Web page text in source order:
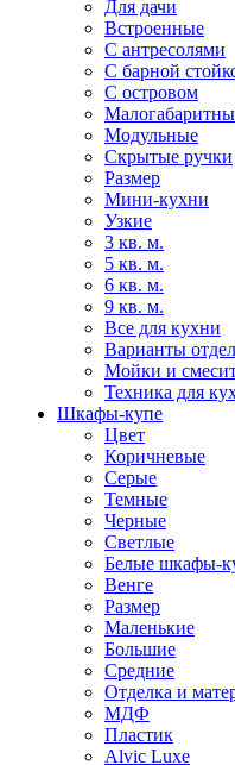
Для дачи
Встроенные
С антресолями
С барной
С островом
Модульные
Скрытые ручки
Размер
Мини-кухни
Узкие
3 кв. м.
5 кв. м.
6 кв. м.
9 кв. м.
Все для кухни
Варианты
Мойки и
Техника для
Шкафы-купе
Цвет
Коричневые
Серые
Темные
Черные
Светлые
Белые шкафы-
Венге
Размер
Маленькие
Большие
Средние
Отделка и
МДФ
Пластик
Alvic Luxe